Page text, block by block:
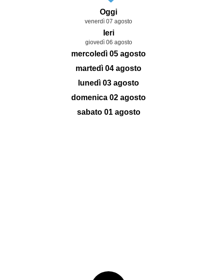
Oggi
venerdì 07 agosto
Ieri
giovedì 06 agosto
mercoledì 05 agosto
martedì 04 agosto
lunedì 03 agosto
domenica 02 agosto
sabato 01 agosto